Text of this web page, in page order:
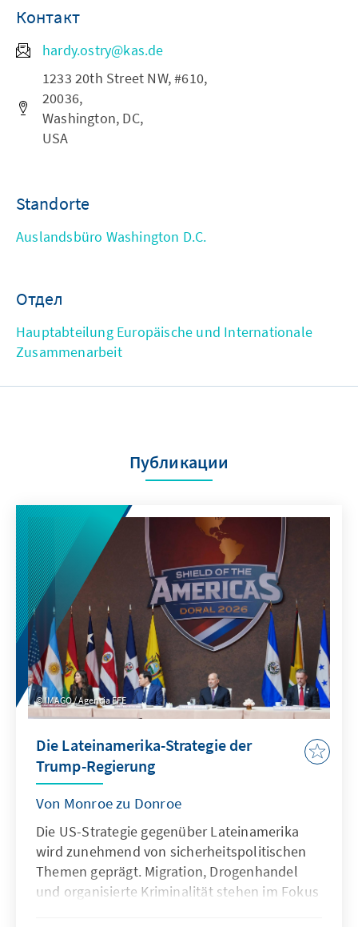
Контакт
hardy.ostry@kas.de
1233 20th Street NW, #610,
20036,
Washington, DC,
USA
Standorte
Auslandsbüro Washington D.C.
Отдел
Hauptabteilung Europäische und Internationale
Zusammenarbeit
Публикации
IMAGO / Agencia EFE
Die Lateinamerika-Strategie der
Trump-Regierung
Von Monroe zu Donroe
Die US-Strategie gegenüber Lateinamerika
wird zunehmend von sicherheitspolitischen
Themen geprägt. Migration, Drogenhandel
und organisierte Kriminalität stehen im Fokus